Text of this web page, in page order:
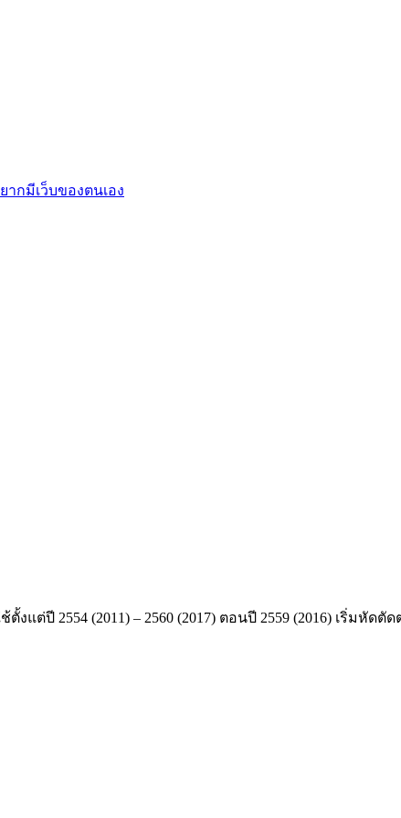
กมีเว็บของตนเอง
แต่ปี 2554 (2011) – 2560 (2017) ตอนปี 2559 (2016) เริ่มหัด